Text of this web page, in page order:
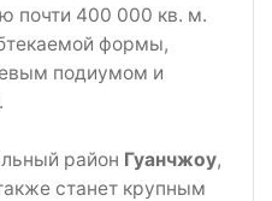
почти 400 000 кв. м.
формы,
подиумом и
район Гуанчжоу,
станет крупным